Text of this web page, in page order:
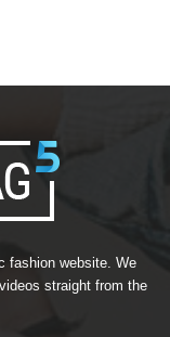
fashion website. We
straight from the